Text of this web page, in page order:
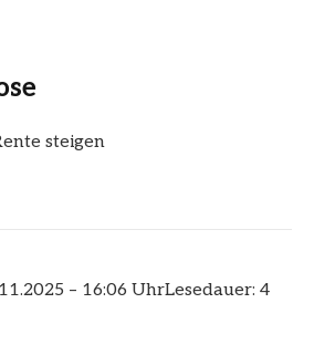
steigen
– 16:06 UhrLesedauer: 4